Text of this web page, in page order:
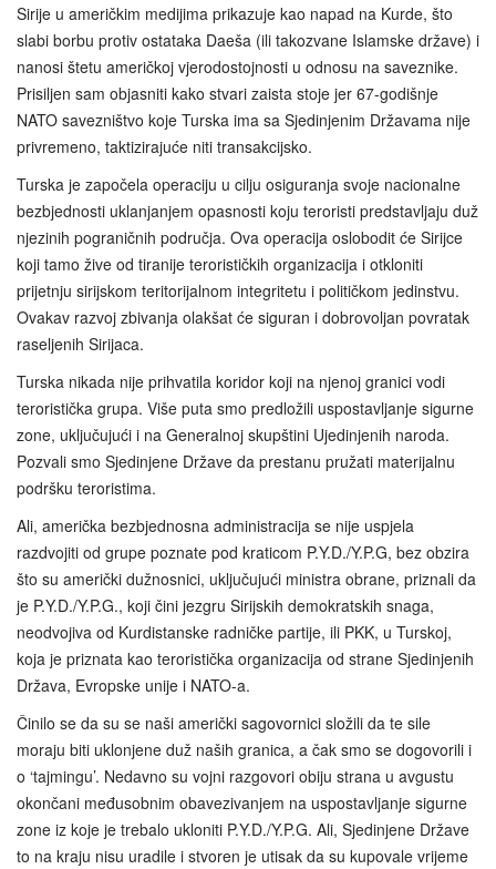
Sirije u američkim medijima prikazuje kao napad na Kurde, što
slabi borbu protiv ostataka Daeša (ili takozvane Islamske države) i
nanosi štetu američkoj vjerodostojnosti u odnosu na saveznike.
Prisiljen sam objasniti kako stvari zaista stoje jer 67-godišnje
NATO savezništvo koje Turska ima sa Sjedinjenim Državama nije
privremeno, taktizirajuće niti transakcijsko.
Turska je započela operaciju u cilju osiguranja svoje nacionalne
bezbjednosti uklanjanjem opasnosti koju teroristi predstavljaju duž
njezinih pograničnih područja. Ova operacija oslobodit će Sirijce
koji tamo žive od tiranije terorističkih organizacija i otkloniti
prijetnju sirijskom teritorijalnom integritetu i političkom jedinstvu.
Ovakav razvoj zbivanja olakšat će siguran i dobrovoljan povratak
raseljenih Sirijaca.
Turska nikada nije prihvatila koridor koji na njenoj granici vodi
teroristička grupa. Više puta smo predložili uspostavljanje sigurne
zone, uključujući i na Generalnoj skupštini Ujedinjenih naroda.
Pozvali smo Sjedinjene Države da prestanu pružati materijalnu
podršku teroristima.
Ali, američka bezbjednosna administracija se nije uspjela
razdvojiti od grupe poznate pod kraticom P.Y.D./Y.P.G, bez obzira
što su američki dužnosnici, uključujući ministra obrane, priznali da
je P.Y.D./Y.P.G., koji čini jezgru Sirijskih demokratskih snaga,
neodvojiva od Kurdistanske radničke partije, ili PKK, u Turskoj,
koja je priznata kao teroristička organizacija od strane Sjedinjenih
Država, Evropske unije i NATO-a.
Činilo se da su se naši američki sagovornici složili da te sile
moraju biti uklonjene duž naših granica, a čak smo se dogovorili i
o ‘tajmingu’. Nedavno su vojni razgovori obiju strana u avgustu
okončani međusobnim obavezivanjem na uspostavljanje sigurne
zone iz koje je trebalo ukloniti P.Y.D./Y.P.G. Ali, Sjedinjene Države
to na kraju nisu uradile i stvoren je utisak da su kupovale vrijeme